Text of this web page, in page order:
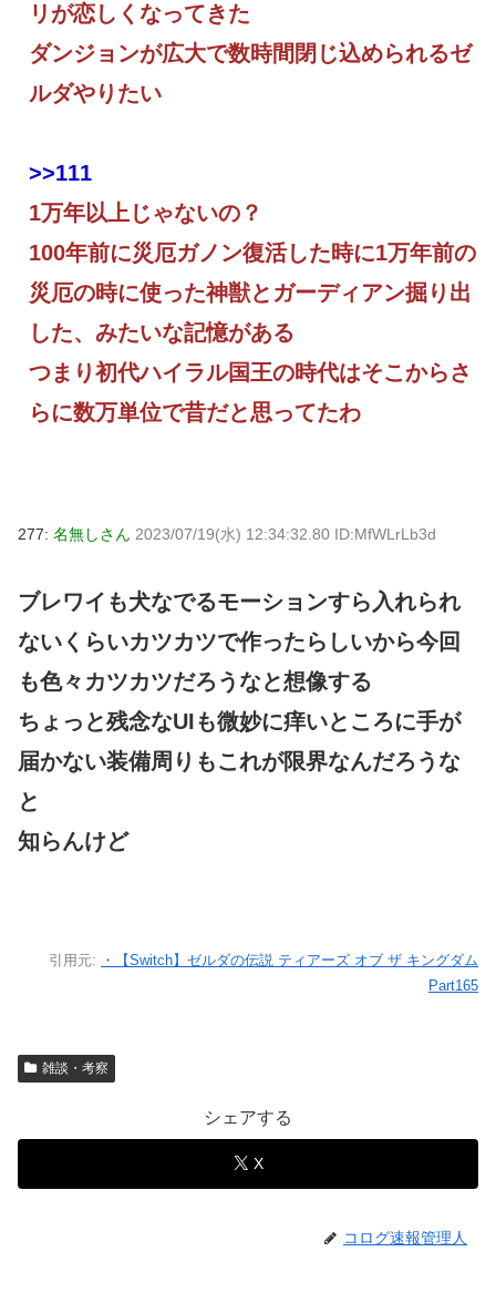
リが恋しくなってきた
ダンジョンが広大で数時間閉じ込められるゼ
ルダやりたい
>>111
1万年以上じゃないの？
100年前に災厄ガノン復活した時に1万年前の
災厄の時に使った神獣とガーディアン掘り出
した、みたいな記憶がある
つまり初代ハイラル国王の時代はそこからさ
らに数万単位で昔だと思ってたわ
277: 名無しさん 2023/07/19(水) 12:34:32.80 ID:MfWLrLb3d
ブレワイも犬なでるモーションすら入れられ
ないくらいカツカツで作ったらしいから今回
も色々カツカツだろうなと想像する
ちょっと残念なUIも微妙に痒いところに手が
届かない装備周りもこれが限界なんだろうな
と
知らんけど
引用元:
・【Switch】ゼルダの伝説 ティアーズ オブ ザ キングダム
Part165
雑談・考察
シェアする
X
コログ速報管理人